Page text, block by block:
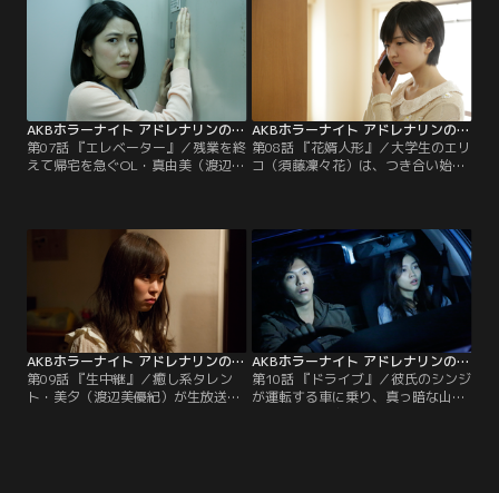
呼ばれるもので、見た者は必ず死ぬ
運命にあるという。翌日から姿を消
した綾香。ようやく連絡が取れた綾
香は朱里に「死ななくて済む方法を
見つけた」と告げる。それは自分が
殺される前にドッペルゲンガーを殺
すことだった…。
の壁にミカの部屋で見たようなシミ
があるのに気付く。嫌な気がしてシ
ミを壁掛けで隠し、出かけた明日
香。家に戻ると壁掛けの近くに、ま
たもやシミを発見した。まさかこれ
は！？壁掛けを外すとそこにあった
AKBホラーナイト アドレナリンの夜 第07話
第07話 『エレベーター』／残業を終
えて帰宅を急ぐOL・真由美（渡辺麻
話ボタンを押すが、全く応答がな
い。すると、なぜかドアが開き一人
の男が乗ってきた。扉が閉まると男
は「やっと二人きりになれました
ね」と近づいてくる。叫びながら防
犯カメラに向かい助けを求める真由
美の体に、男の手が伸びる。
AKBホラーナイト アドレナリンの夜 第08話
第08話 『花婿人形』／大学生のエリ
コ（須藤凜々花）は、つき合い始め
形見の日本人形が飾られていた。花
嫁と花婿が一対になった人形。それ
を見た甲本は「気味が悪い」と花婿
人形を捨てようと持ち帰る。その
夜、甲本は事故に遭いトラックには
ねられ死んでしまう。泣き叫ぶエリ
コの前に現れたのは…。
AKBホラーナイト アドレナリンの夜 第09話
第09話 『生中継』／癒し系タレン
ト・美夕（渡辺美優紀）が生放送の
AKBホラーナイト アドレナリンの夜 第10話
第10話 『ドライブ』／彼氏のシンジ
が運転する車に乗り、真っ暗な山道